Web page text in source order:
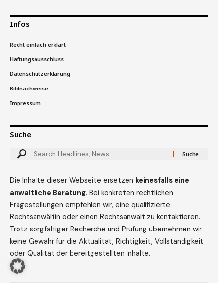
Infos
Recht einfach erklärt
Haftungsausschluss
Datenschutzerklärung
Bildnachweise
Impressum
Suche
Die Inhalte dieser Webseite ersetzen keinesfalls eine
anwaltliche Beratung. Bei konkreten rechtlichen
Fragestellungen empfehlen wir, eine qualifizierte
Rechtsanwältin oder einen Rechtsanwalt zu kontaktieren.
Trotz sorgfältiger Recherche und Prüfung übernehmen wir
keine Gewähr für die Aktualität, Richtigkeit, Vollständigkeit
oder Qualität der bereitgestellten Inhalte.